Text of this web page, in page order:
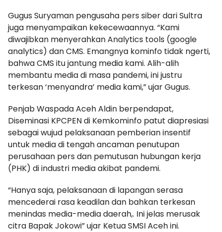
Gugus Suryaman pengusaha pers siber dari Sultra
juga menyampaikan kekecewaannya. “Kami
diwajibkan menyerahkan Analytics tools (google
analytics) dan CMS. Emangnya kominfo tidak ngerti,
bahwa CMS itu jantung media kami. Alih-alih
membantu media di masa pandemi, ini justru
terkesan ‘menyandra’ media kami,” ujar Gugus.
Penjab Waspada Aceh Aldin berpendapat,
Diseminasi KPCPEN di Kemkominfo patut diapresiasi
sebagai wujud pelaksanaan pemberian insentif
untuk media di tengah ancaman penutupan
perusahaan pers dan pemutusan hubungan kerja
(PHK) di industri media akibat pandemi.
“Hanya saja, pelaksanaan di lapangan serasa
mencederai rasa keadilan dan bahkan terkesan
menindas media-media daerah,. Ini jelas merusak
citra Bapak Jokowi” ujar Ketua SMSI Aceh ini.